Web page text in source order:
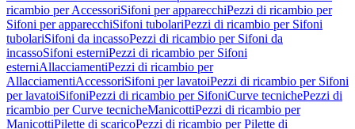
ricambio per AccessoriSifoni per apparecchiPezzi di ricambio per
Sifoni per apparecchiSifoni tubolariPezzi di ricambio per Sifoni
tubolariSifoni da incassoPezzi di ricambio per Sifoni da
incassoSifoni esterniPezzi di ricambio per Sifoni
esterniAllacciamentiPezzi di ricambio per
AllacciamentiAccessoriSifoni per lavatoiPezzi di ricambio per Sifoni
per lavatoiSifoniPezzi di ricambio per SifoniCurve tecnichePezzi di
ricambio per Curve tecnicheManicottiPezzi di ricambio per
ManicottiPilette di scaricoPezzi di ricambio per Pilette di